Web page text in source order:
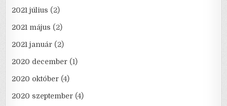
2021 július (2)
2021 május (2)
2021 január (2)
2020 december (1)
2020 október (4)
2020 szeptember (4)